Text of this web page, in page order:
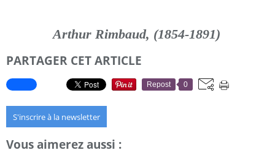
Arthur Rimbaud, (1854-1891)
PARTAGER CET ARTICLE
Repost 0
S'inscrire à la newsletter
Vous aimerez aussi :